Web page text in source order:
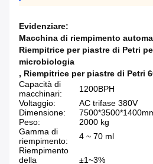
Evidenziare:
Macchina di riempimento
Riempitrice per piastre di Petri
microbiologia
, Riempitrice per piastre di Petri
Capacità di
macchinari:
1200BPH
Voltaggio:
AC trifase 380V
Dimensione:
Peso:
2000 kg
Gamma di
riempimento:
4 ~ 70 ml
Riempimento
della
±1~3%